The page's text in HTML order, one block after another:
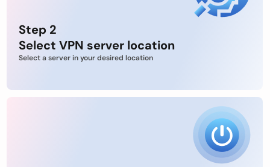
Step 2
Select VPN server location
Select a server in your desired location